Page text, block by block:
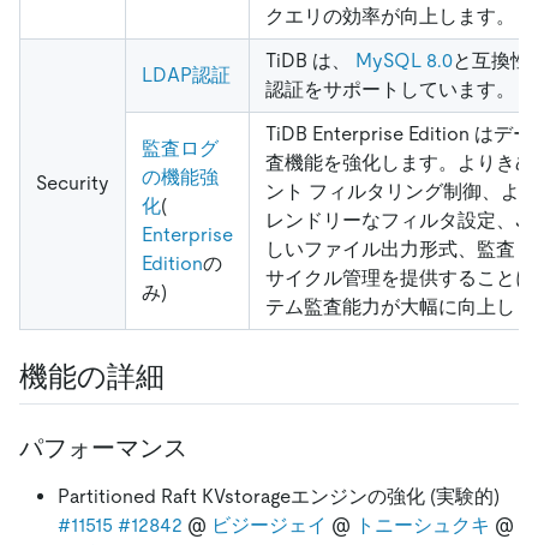
クエリの効率が向上します。
Security
LDAP認証
TiDB は、 MySQL 8.0と互換性
認証をサポートしています。
監査ログ
の機能強
化(
Enterprise
Editionの
み)
TiDB Enterprise Edition はデー
査機能を強化します。よりき
ント フィルタリング制御、よ
レンドリーなフィルタ設定、
しいファイル出力形式、監査
サイクル管理を提供すること
テム監査能力が大幅に向上し
機能の詳細
パフォーマンス
Partitioned Raft KVstorageエンジンの強化 (実験的)
#11515 #12842 @ ビジージェイ @ トニーシュクキ @